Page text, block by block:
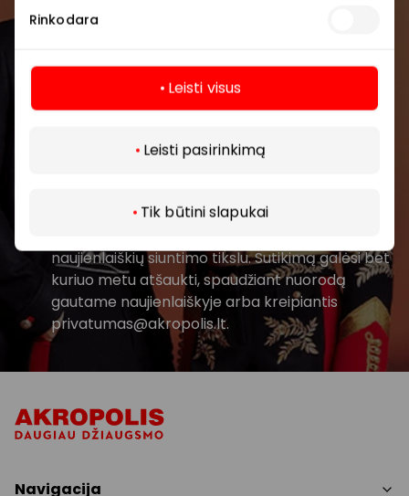
Rinkodara
Leisti visus
Leisti pasirinkimą
Tik būtini slapukai
PPC AKROPOLIS naujienas. Dėl to AKROPOLIS
naujienlaiškių siuntimo tikslu. Sutikimą galėsi bet
kuriuo metu atšaukti, spaudžiant nuorodą
gautame naujienlaiškyje arba kreipiantis
privatumas@akropolis.lt.
Daugiau
Navigacija